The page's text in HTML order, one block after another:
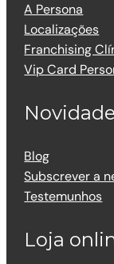
A Persona
Localizações
Franchising
Vip Card
Blog
Subscrever a
Testemunhos
Loja